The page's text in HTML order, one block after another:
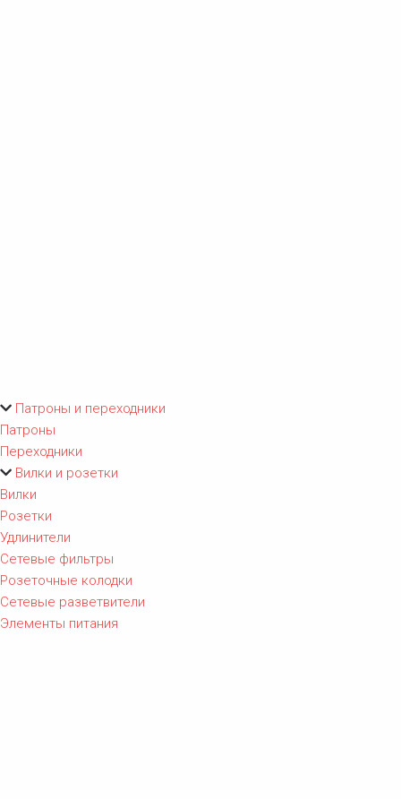
Патроны и переходники
Патроны
Переходники
Вилки и розетки
Вилки
Розетки
Удлинители
Сетевые фильтры
Розеточные колодки
Сетевые разветвители
Элементы питания